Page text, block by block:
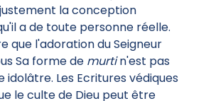
la conception
a de toute personne réelle.
que l'adoration du Seigneur
Sa forme de murtin'est pas
idolâtre. Les Ecritures védiques
le culte de Dieu peut être